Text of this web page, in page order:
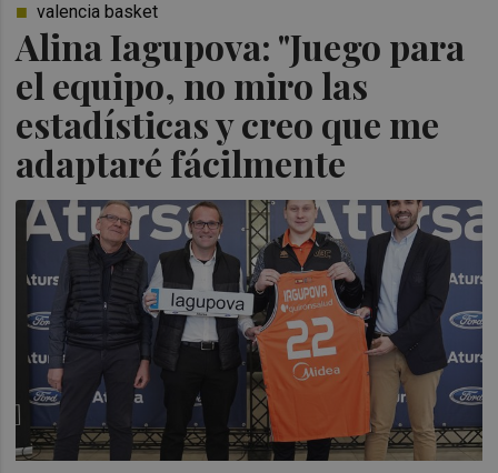
Alina Iagupova: "Juego para
el equipo, no miro las
estadísticas y creo que me
adaptaré fácilmente
valencia basket